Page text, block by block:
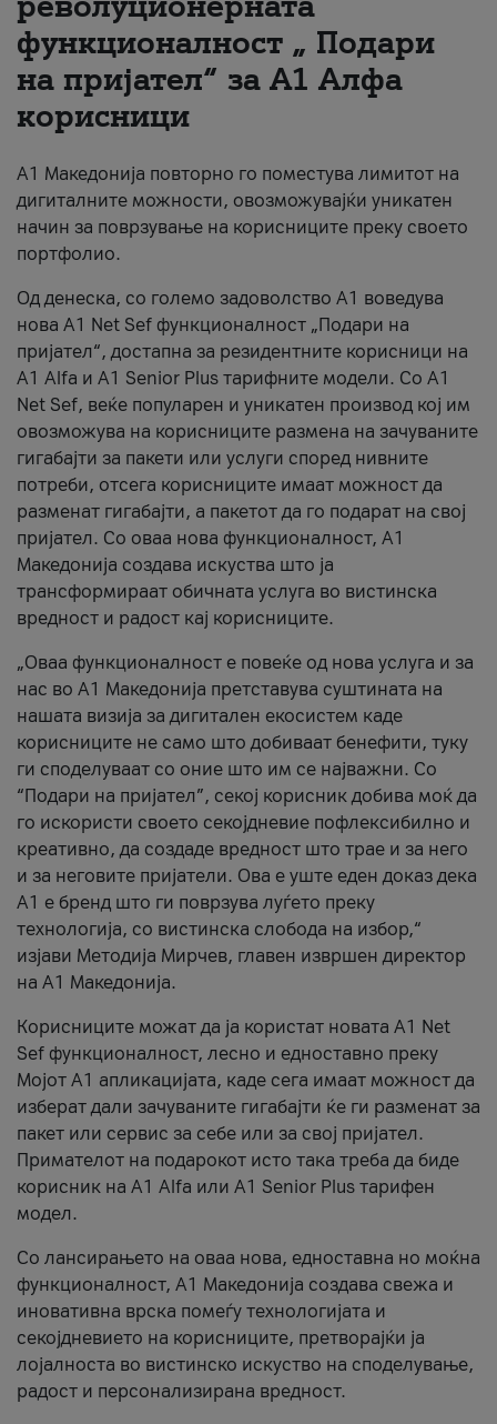
За нас
#ПодобарОнлајн
функционалност „ Подари
на пријател“ за А1 Алфа
корисници
А1 Македонија повторно го поместува лимитот на
дигиталните можности, овозможувајќи уникатен
начин за поврзување на корисниците преку своето
портфолио.
Од денеска, со големо задоволство А1 воведува
нова A1 Net Sef функционалност „Подари на
пријател“, достапна за резидентните корисници на
А1 Alfa и A1 Senior Plus тарифните модели. Со A1
Net Sef, веќе популарен и уникатен производ кој им
овозможува на корисниците размена на зачуваните
гигабајти за пакети или услуги според нивните
потреби, отсега корисниците имаат можност да
разменат гигабајти, а пакетот да го подарат на свој
пријател. Со оваа нова функционалност, А1
Македонија создава искуства што ја
трансформираат обичната услуга во вистинска
вредност и радост кај корисниците.
„Оваа функционалност е повеќе од нова услуга и за
нас во А1 Македонија претставува суштината на
нашата визија за дигитален екосистем каде
корисниците не само што добиваат бенефити, туку
ги споделуваат со оние што им се најважни. Со
“Подари на пријател”, секој корисник добива моќ да
го искористи своето секојдневие пофлексибилно и
креативно, да создаде вредност што трае и за него
и за неговите пријатели. Ова е уште еден доказ дека
А1 е бренд што ги поврзува луѓето преку
технологија, со вистинска слобода на избор,“
изјави Методија Мирчев, главен извршен директор
на А1 Македонија.
Корисниците можат да ја користат новата А1 Net
Sef функционалност, лесно и едноставно преку
Мојот А1 апликацијата, каде сега имаат можност да
изберат дали зачуваните гигабајти ќе ги разменат за
пакет или сервис за себе или за свој пријател.
Примателот на подарокот исто така треба да биде
корисник на А1 Alfa или A1 Senior Plus тарифен
модел.
Со лансирањето на оваа нова, едноставна но моќна
функционалност, А1 Македонија создава свежа и
иновативна врска помеѓу технологијата и
секојдневието на корисниците, претворајќи ја
лојалноста во вистинско искуство на споделување,
радост и персонализирана вредност.